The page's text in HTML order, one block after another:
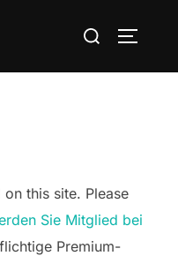
Suchen
this site. Please
Sie Mitglied bei
Premium-